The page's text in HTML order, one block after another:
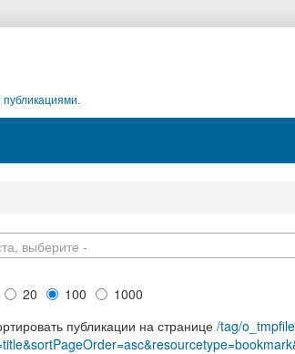
выберите -
20 100
1000
публикации на странице /tag/